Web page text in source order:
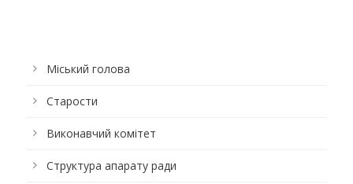
Міський голова
Старости
Виконавчий комітет
Структура апарату ради